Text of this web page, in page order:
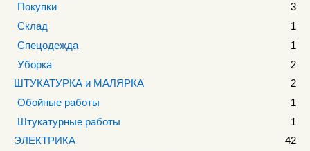
Покупки
3
Склад
1
Спецодежда
1
Уборка
2
ШТУКАТУРКА и МАЛЯРКА
2
Обойные работы
1
Штукатурные работы
1
ЭЛЕКТРИКА
42